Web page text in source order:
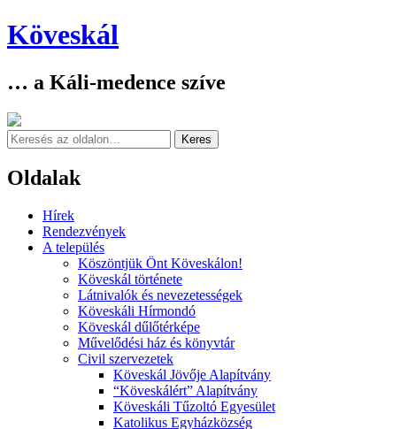
Köveskál
… a Káli-medence szíve
Keresés
Oldalak
Skip
content
Hírek
Rendezvények
A település
Köszöntjük Önt Köveskálon!
Köveskál története
Látnivalók és nevezetességek
Köveskáli Hírmondó
Köveskál dűlőtérképe
Művelődési ház és könyvtár
Civil szervezetek
Köveskál Jövője Alapítvány
“Köveskálért” Alapítvány
Köveskáli Tűzoltó Egyesület
Katolikus Egyházközség